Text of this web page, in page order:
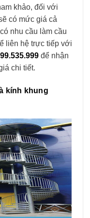
khảo, đối với
có mức giá cả
nhu cầu làm cầu
liên hệ trực tiếp với
để nhận
chi tiết.
kính khung